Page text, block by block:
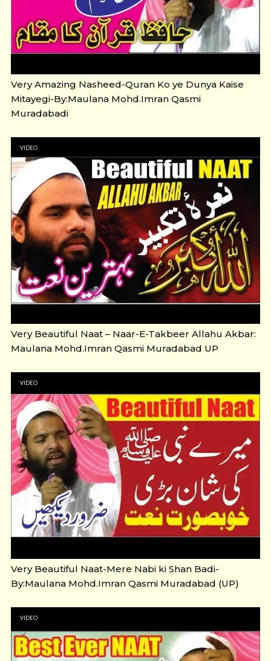
Very Amazing Nasheed-Quran Ko ye Dunya Kaise
Mitayegi-By:Maulana Mohd.Imran Qasmi
Muradabadi
VIDEO
Very Beautiful Naat – Naar-E-Takbeer Allahu Akbar:
Maulana Mohd.Imran Qasmi Muradabad UP
VIDEO
Very Beautiful Naat-Mere Nabi ki Shan Badi-
By:Maulana Mohd.Imran Qasmi Muradabad (UP)
VIDEO